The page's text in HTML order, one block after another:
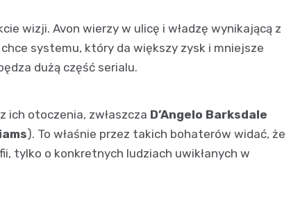
wizji. Avon wierzy w ulicę i władzę wynikającą z
systemu, który da większy zysk i mniejsze
dużą część serialu.
ich otoczenia, zwłaszcza D’Angelo Barksdale
). To właśnie przez takich bohaterów widać, że
tylko o konkretnych ludziach uwikłanych w